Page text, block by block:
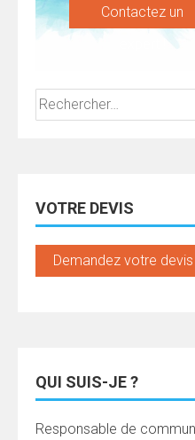
Contactez un
Rechercher :
VOTRE DEVIS
Demandez votre devis
QUI SUIS-JE ?
Responsable de